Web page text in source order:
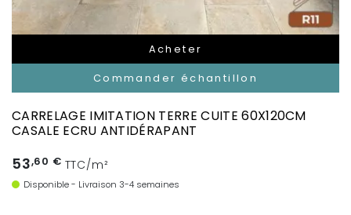
Acheter
Commander échantillon
CARRELAGE IMITATION TERRE CUITE 60X120CM
CASALE ECRU ANTIDÉRAPANT
53,60 € TTC/m²
Disponible - Livraison 3-4 semaines